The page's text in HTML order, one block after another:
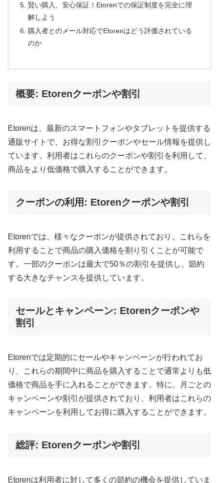
賢い購入、安心保証！Etorenでの保証制度を完全に理
解しよう
購入者とのメール対応でEtorenはどう評価されている
のか
概要: Etorenクーポンや割引
Etorenは、最新のスマートフォンやタブレットを提供する
通販サイトで、お得な割引クーポンやセール情報を提供し
ています​。利用者はこれらのクーポンや割引を利用して、
商品をより低価格で購入することができます。
クーポンの利用: Etorenクーポンや割引
Etorenでは、様々なクーポンが提供されており、これらを
利用することで商品の購入価格を割り引くことが可能で
す。一部のクーポンは最大で50％の割引を提供し、節約
する大きなチャンスを提供しています​。
セールとキャンペーン: Etorenクーポンや
割引
Etorenでは定期的にセールやキャンペーンが行われてお
り、これらの期間中に商品を購入することで通常よりも低
価格で商品を手に入れることができます。特に、月ごとの
キャンペーンや割引が提供されており、利用者はこれらの
キャンペーンを利用してお得に購入することができます​。
総評: Etorenクーポンや割引
Etorenは利用者に対して多くの節約の機会を提供していま